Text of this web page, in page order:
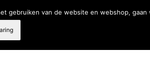
en diensten
gebruiken van de website en webshop,